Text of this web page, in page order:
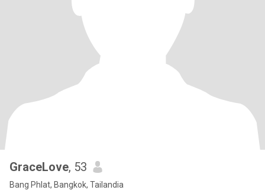
GraceLove, 53
Bang Phlat, Bangkok, Tailandia